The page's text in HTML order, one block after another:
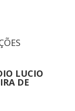
LUCIO
DE